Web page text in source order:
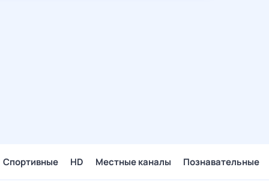
Спортивные HD Местные каналы Познавательные